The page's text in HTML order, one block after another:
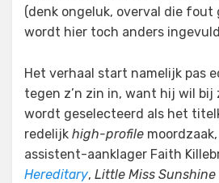
(denk ongeluk, overval die fout
wordt hier toch anders
Het verhaal start namelijk pas
tegen z’n zin in, want hij wil bij
wordt geselecteerd als het
redelijk high-profile
assistent-aanklager Faith
Hereditary, Little Miss Sunshine